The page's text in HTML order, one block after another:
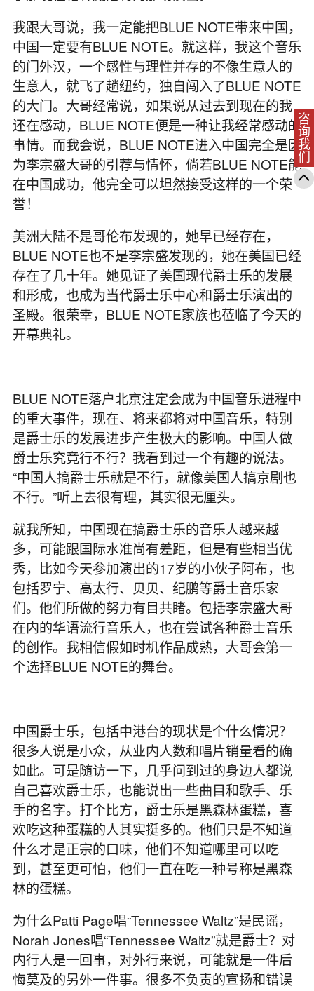
我跟大哥说，我一定能把BLUE NOTE带来中国，
中国一定要有BLUE NOTE。就这样，我这个音乐
的门外汉，一个感性与理性并存的不像生意人的
生意人，就飞了趟纽约，独自闯入了BLUE NOTE
的大门。大哥经常说，如果说从过去到现在的我
还在感动，BLUE NOTE便是一种让我经常感动的
事情。而我会说，BLUE NOTE进入中国完全是因
为李宗盛大哥的引荐与情怀，倘若BLUE NOTE能
在中国成功，他完全可以坦然接受这样的一个荣
誉！
美洲大陆不是哥伦布发现的，她早已经存在，
BLUE NOTE也不是李宗盛发现的，她在美国已经
存在了几十年。她见证了美国现代爵士乐的发展
和形成，也成为当代爵士乐中心和爵士乐演出的
圣殿。很荣幸，BLUE NOTE家族也莅临了今天的
开幕典礼。
BLUE NOTE落户北京注定会成为中国音乐进程中
的重大事件，现在、将来都将对中国音乐，特别
是爵士乐的发展进步产生极大的影响。中国人做
爵士乐究竟行不行？我看到过一个有趣的说法。
“中国人搞爵士乐就是不行，就像美国人搞京剧也
不行。”听上去很有理，其实很无厘头。
就我所知，中国现在搞爵士乐的音乐人越来越
多，可能跟国际水准尚有差距，但是有些相当优
秀，比如今天参加演出的17岁的小伙子阿布，也
包括罗宁、高太行、贝贝、纪鹏等爵士音乐家
们。他们所做的努力有目共睹。包括李宗盛大哥
在内的华语流行音乐人，也在尝试各种爵士音乐
的创作。我相信假如时机作品成熟，大哥会第一
个选择BLUE NOTE的舞台。
中国爵士乐，包括中港台的现状是个什么情况？
很多人说是小众，从业内人数和唱片销量看的确
如此。可是随访一下，几乎问到过的身边人都说
自己喜欢爵士乐，也能说出一些曲目和歌手、乐
手的名字。打个比方，爵士乐是黑森林蛋糕，喜
欢吃这种蛋糕的人其实挺多的。他们只是不知道
什么才是正宗的口味，他们不知道哪里可以吃
到，甚至更可怕，他们一直在吃一种号称是黑森
林的蛋糕。
为什么Patti Page唱“Tennessee Waltz”是民谣，
Norah Jones唱“Tennessee Waltz”就是爵士？对
内行人是一回事，对外行来说，可能就是一件后
悔莫及的另外一件事。很多不负责的宣扬和错误
咨询我们